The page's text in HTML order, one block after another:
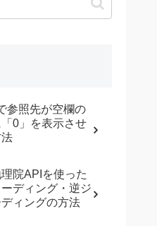
参照先が空欄の
0」を表示させ
院APIを使った
ディング・逆ジ
ィングの方法